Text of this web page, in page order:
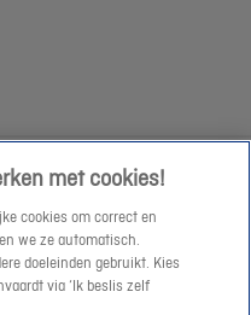
met cookies!
cookies om correct en
we ze automatisch.
doeleinden gebruikt. Kies
via ‘Ik beslis zelf